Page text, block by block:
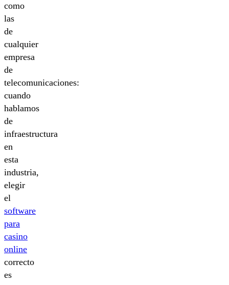
como
las
de
cualquier
empresa
de
telecomunicaciones:
cuando
hablamos
de
infraestructura
en
esta
industria,
elegir
el
software
para
casino
online
correcto
es